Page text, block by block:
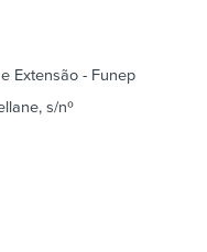
Extensão - Funep
s/nº